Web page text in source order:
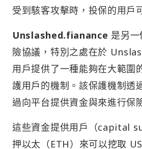
受到駭客攻擊時，投保的用戶
Unslashed.fianance 是另
險協議，特別之處在於
用戶提供了一種能夠在大範圍
護用戶的機制。該保護機制透
過向平台提供資金與來進行保
這些資金提供用戶（capital
押以太（ETH）來可以挖取